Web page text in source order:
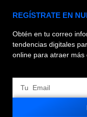
REGÍSTRATE EN
Obtén en tu correo
tendencias digitales
online para atraer más